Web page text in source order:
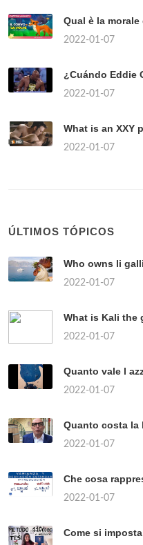
Qual è la
2022-01-07
¿Cuándo Eddie
2022-01-07
What is an XXY
2022-01-07
ÚLTIMOS TÓPICOS
Who owns li
2022-01-07
What is Kali the
2022-01-07
Quanto vale l
2022-01-07
Quanto costa la
2022-01-07
Che cosa
2022-01-07
Come si